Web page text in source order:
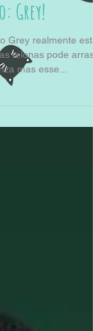
Grey!
Grey realmente está
telonas pode
mas esse...